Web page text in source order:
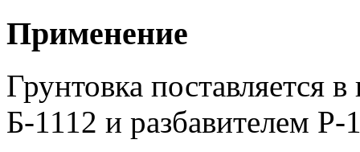
Применение
Грунтовка поставляется
Б-1112 и разбавителем